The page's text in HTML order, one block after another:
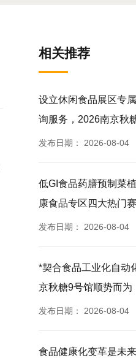
相关推荐
设立休闲食品展区专
询服务，2026南京秋
发布日期： 2026-08-04
低GI食品药膳预制菜
康食品专区四大热门
发布日期： 2026-08-04
*契合食品工业化自动
京秋糖9号馆顺势而为
发布日期： 2026-08-04
食品健康化变革是未